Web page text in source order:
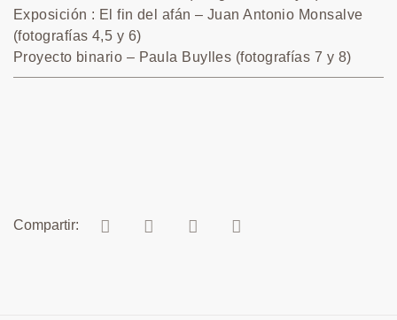
Exposición : El fin del afán – Juan Antonio Monsalve
(fotografías 4,5 y 6)
Proyecto binario – Paula Buylles (fotografías 7 y 8)